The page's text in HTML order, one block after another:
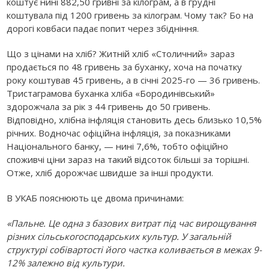
коштувала під 1200 гривень за кілограм. Чому так? Бо на
дорогі ковбаси падає попит через збідніння.
Що з цінами на хліб? Житній хліб «Столичний» зараз
продається по 48 гривень за буханку, хоча на початку
року коштував 45 гривень, а в січні 2025-го — 36 гривень.
Тристаграмова буханка хліба «Бородинівський»
здорожчала за рік з 44 гривень до 50 гривень.
Відповідно, хлібна інфляція становить десь близько 10,5%
річних. Водночас офіційна інфляція, за показниками
Національного банку, — нині 7,6%, тобто офіційно
споживчі ціни зараз на такий відсоток більші за торішні.
Отже, хліб дорожчає швидше за інші продукти.
В УКАБ пояснюють це двома причинами:
«Пальне. Це одна з базових витрат під час вирощування
різних сільськогосподарських культур. У загальній
структурі собівартості його частка коливається в межах 9-
12% залежно від культури.